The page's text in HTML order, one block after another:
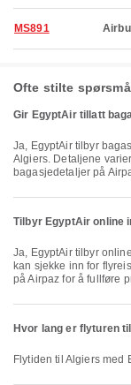
MS891
Ofte stilte
Gir EgyptAir tillatt
Ja, EgyptAir tilbyr bagasjekvote for Innenlands & Internasjonal flyvninger til
Algiers. Detaljene
bagasjedetaljer på
Tilbyr EgyptAir online
Ja, EgyptAir tilbyr online innsjekking for flyreiser til Algiers, slik at du enkelt
kan sjekke inn for
på Airpaz for å fullføre
Hvor lang er flyturen
Flytiden til Algiers